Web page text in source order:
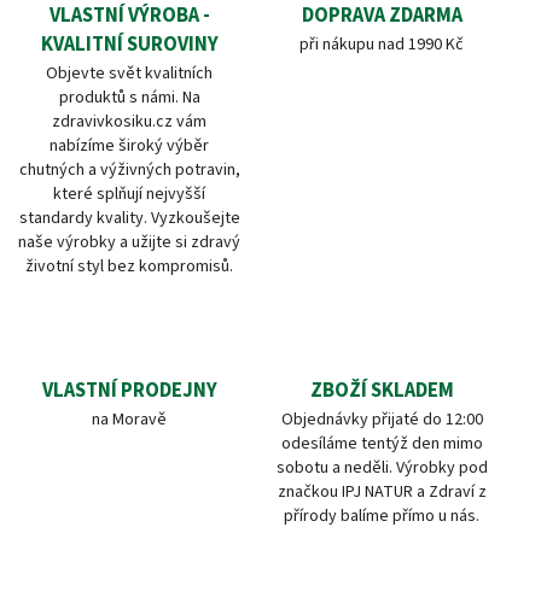
VLASTNÍ VÝROBA -
KVALITNÍ SUROVINY
Objevte svět kvalitních
produktů s námi. Na
zdravivkosiku.cz vám
nabízíme široký výběr
chutných a výživných potravin,
které splňují nejvyšší
standardy kvality. Vyzkoušejte
naše výrobky a užijte si zdravý
životní styl bez kompromisů.
DOPRAVA ZDARMA
při nákupu nad 1990 Kč
VLASTNÍ PRODEJNY
na Moravě
ZBOŽÍ SKLADEM
Objednávky přijaté do 12:00
odesíláme tentýž den mimo
sobotu a neděli. Výrobky pod
značkou IPJ NATUR a Zdraví z
přírody balíme přímo u nás.